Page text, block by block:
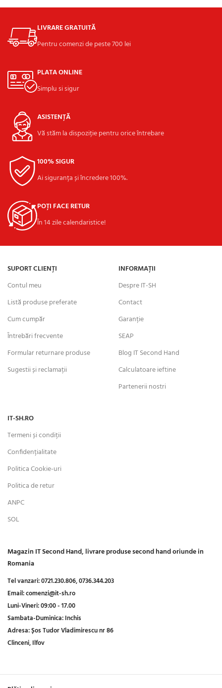
LIVRARE GRATUITĂ
Pentru comenzi de peste 700 lei
PLATA ONLINE
Simplu si sigur
ASISTENȚĂ
Vă stăm la dispoziție pentru orice întrebare
100% SIGUR
Ai siguranța și încredere 100%.
POȚI FACE RETUR
În 14 zile calendaristice!
SUPORT CLIENȚI
Contul meu
Listă produse preferate
Cum cumpăr
Întrebări frecvente
Formular returnare produse
Sugestii și reclamații
INFORMAȚII
Despre IT-SH
Contact
Garanție
SEAP
Blog IT Second Hand
Calculatoare ieftine
Partenerii nostri
IT-SH.RO
Termeni și condiții
Confidențialitate
Politica Cookie-uri
Politica de retur
ANPC
SOL
Magazin IT Second Hand, livrare produse second hand oriunde in
Romania
Tel vanzari:0721.230.806,0736.344.203
Email:comenzi@it-sh.ro
Luni-Vineri:09:00 - 17.00
Sambata-Duminica:Inchis
Adresa:Șos Tudor Vladimirescu nr 86
Clinceni, Ilfov